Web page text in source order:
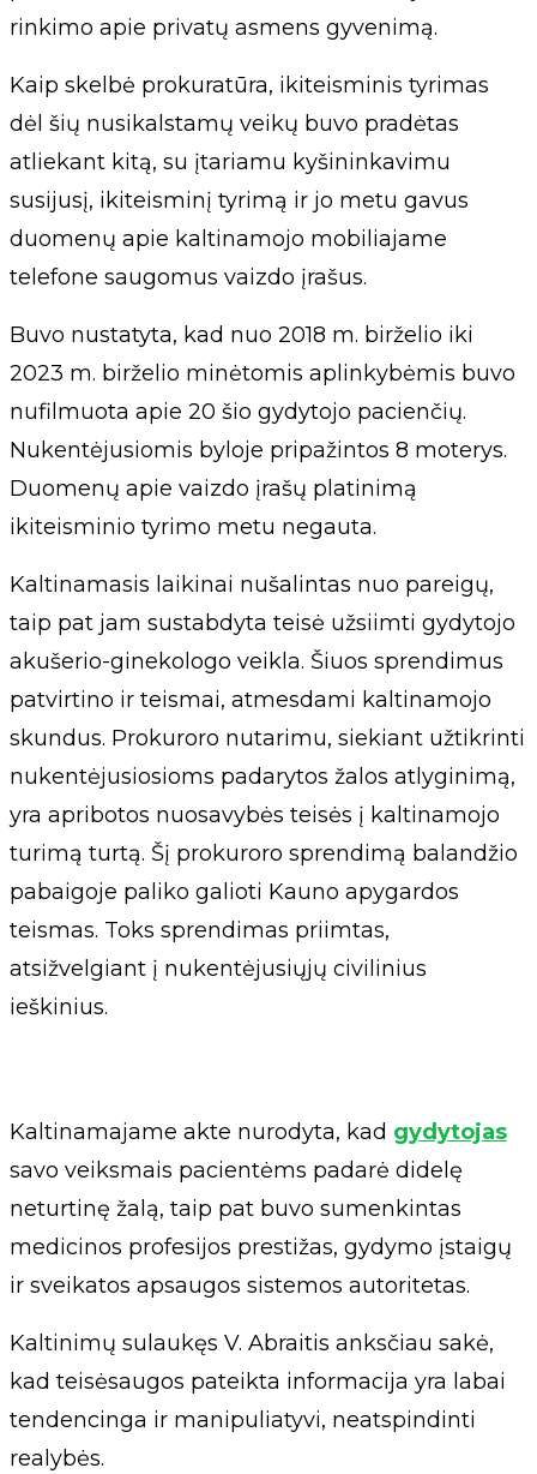
rinkimo apie privatų asmens gyvenimą.
Kaip skelbė prokuratūra, ikiteisminis tyrimas
dėl šių nusikalstamų veikų buvo pradėtas
atliekant kitą, su įtariamu kyšininkavimu
susijusį, ikiteisminį tyrimą ir jo metu gavus
duomenų apie kaltinamojo mobiliajame
telefone saugomus vaizdo įrašus.
Buvo nustatyta, kad nuo 2018 m. birželio iki
2023 m. birželio minėtomis aplinkybėmis buvo
nufilmuota apie 20 šio gydytojo pacienčių.
Nukentėjusiomis byloje pripažintos 8 moterys.
Duomenų apie vaizdo įrašų platinimą
ikiteisminio tyrimo metu negauta.
Kaltinamasis laikinai nušalintas nuo pareigų,
taip pat jam sustabdyta teisė užsiimti gydytojo
akušerio-ginekologo veikla. Šiuos sprendimus
patvirtino ir teismai, atmesdami kaltinamojo
skundus. Prokuroro nutarimu, siekiant užtikrinti
nukentėjusiosioms padarytos žalos atlyginimą,
yra apribotos nuosavybės teisės į kaltinamojo
turimą turtą. Šį prokuroro sprendimą balandžio
pabaigoje paliko galioti Kauno apygardos
teismas. Toks sprendimas priimtas,
atsižvelgiant į nukentėjusiųjų civilinius
ieškinius.
Kaltinamajame akte nurodyta, kad gydytojas
savo veiksmais pacientėms padarė didelę
neturtinę žalą, taip pat buvo sumenkintas
medicinos profesijos prestižas, gydymo įstaigų
ir sveikatos apsaugos sistemos autoritetas.
Kaltinimų sulaukęs V. Abraitis anksčiau sakė,
kad teisėsaugos pateikta informacija yra labai
tendencinga ir manipuliatyvi, neatspindinti
realybės.